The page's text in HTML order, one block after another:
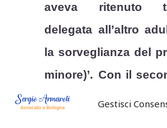
Gestisci
aveva ritenuto
delegata all’altro
la sorveglianza del
minore)’. Con il
il fratello del